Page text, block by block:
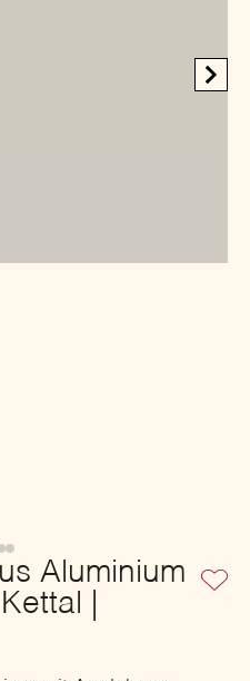
Aluminium
|